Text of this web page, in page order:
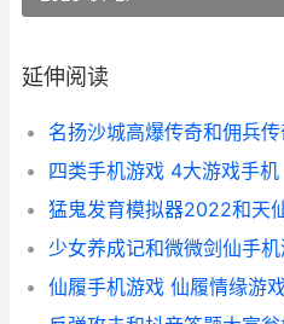
延伸阅读
四类手机游戏 4大游戏手机
猛鬼发育模拟器2022和天
仙履手机游戏 仙履情缘游